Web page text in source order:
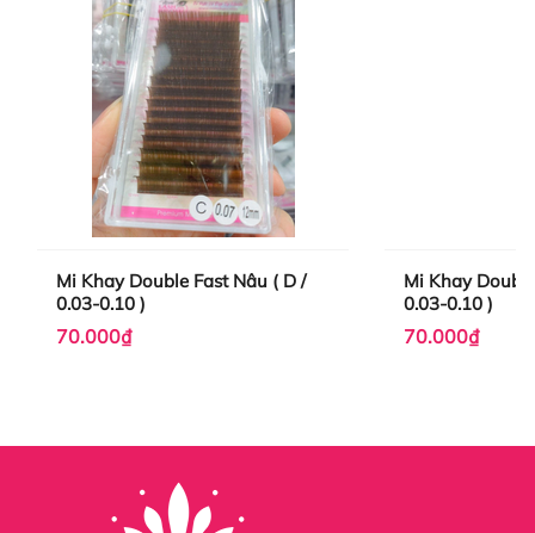
Mi Khay Double Fast Nâu ( D /
0.03-0.10 )
70.000₫
Mi Khay
0.03-0.10 )
70.000₫